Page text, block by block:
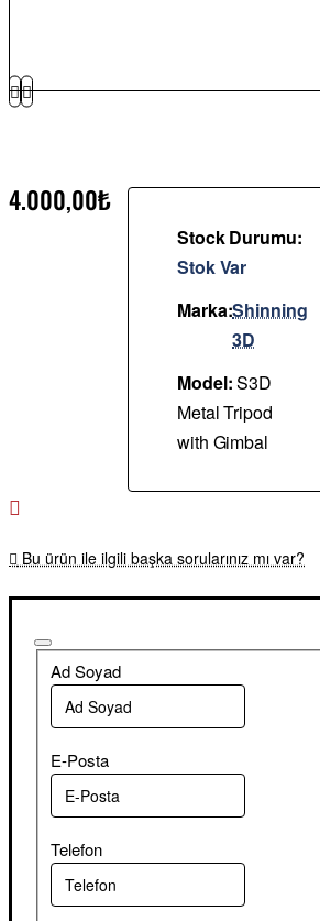
4.000,00₺
Stock Durumu:
Stok Var
Marka:Shinning
3D
Model:S3D
Metal Tripod
with Gimbal
Bu ürün ile ilgili başka sorularınız mı var?
Ad Soyad
E-Posta
Telefon